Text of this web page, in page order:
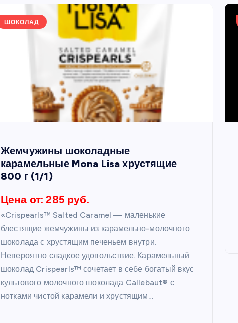
ШОКОЛАД
Жемчужины шоколадные
карамельные Mona Lisa хрустящие
800 г (1/1)
Цена от: 285 руб.
«Crispearls™ Salted Caramel — маленькие
блестящие жемчужины из карамельно-молочного
шоколада с хрустящим печеньем внутри.
Невероятно сладкое удовольствие. Карамельный
шоколад Crispearls™ сочетает в себе богатый вкус
культового молочного шоколада Callebaut® с
нотками чистой карамели и хрустящим…